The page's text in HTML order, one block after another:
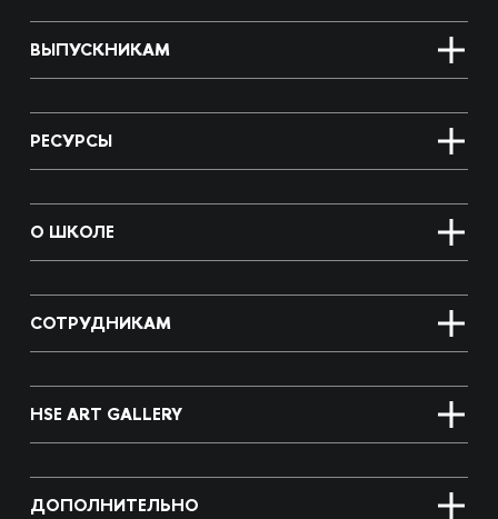
ВЫПУСКНИКАМ
РЕСУРСЫ
О ШКОЛЕ
СОТРУДНИКАМ
HSE ART GALLERY
ДОПОЛНИТЕЛЬНО